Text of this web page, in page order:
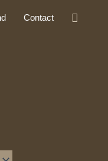
Contact